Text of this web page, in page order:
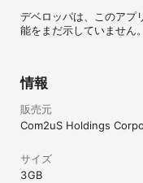
デベロッパは、このアプ
能をまだ示していません。
情報
販売元
Com2uS Holdings
サイズ
3 GB